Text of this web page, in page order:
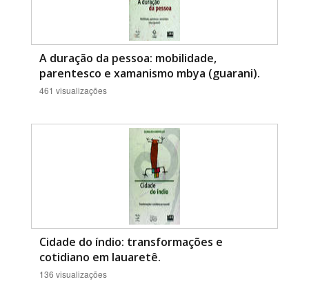
A duração da pessoa: mobilidade,
parentesco e xamanismo mbya (guarani).
461 visualizações
Cidade do índio: transformações e
cotidiano em Iauaretê.
136 visualizações